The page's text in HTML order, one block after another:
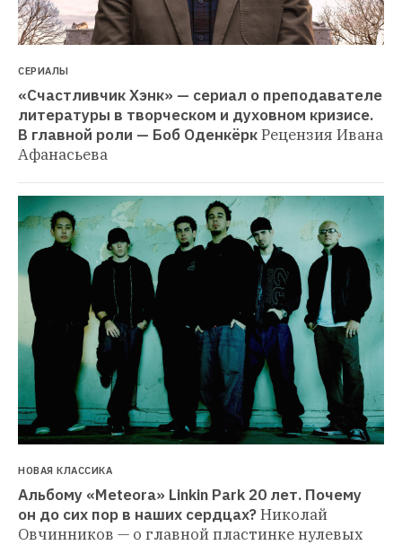
СЕРИАЛЫ
«Счастливчик Хэнк» — сериал о преподавателе
литературы в творческом и духовном кризисе.
В главной роли — Боб ОденкёркРецензия Ивана
Афанасьева
НОВАЯ КЛАССИКА
Альбому «Meteora» Linkin Park 20 лет. Почему
он до сих пор в наших сердцах?Николай
Овчинников — о главной пластинке нулевых